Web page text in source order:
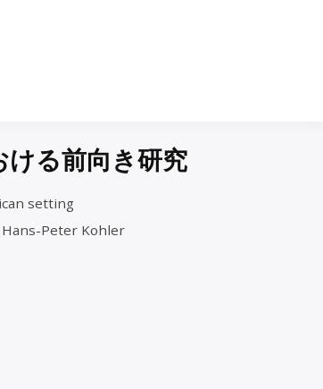
る前向き研究
setting
Hans-Peter Kohler